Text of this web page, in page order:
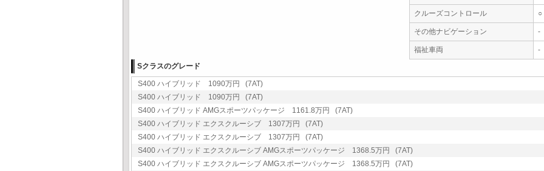
クルーズコントロール ○
その他ナビゲーション -
福祉車両
-
Sクラスのグレード
S400 ハイブリッド 1090万円 (7AT)
S400 ハイブリッド 1090万円 (7AT)
S400 ハイブリッド AMGスポーツパッケージ 1161.8万円 (7AT)
S400 ハイブリッド エクスクルーシブ 1307万円 (7AT)
S400 ハイブリッド エクスクルーシブ 1307万円 (7AT)
S400 ハイブリッド エクスクルーシブ AMGスポーツパッケージ 1368.5万円 (7AT)
S400 ハイブリッド エクスクルーシブ AMGスポーツパッケージ 1368.5万円 (7AT)